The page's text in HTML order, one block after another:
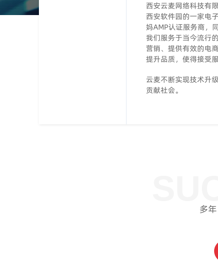
西安云麦网络科技有
西安软件园的一家电
妈AMP认证服务商，
我们服务于当今流行
营销、提供有效的电
提升品质，使得接受
云麦不断实现技术升
贡献社会。
多